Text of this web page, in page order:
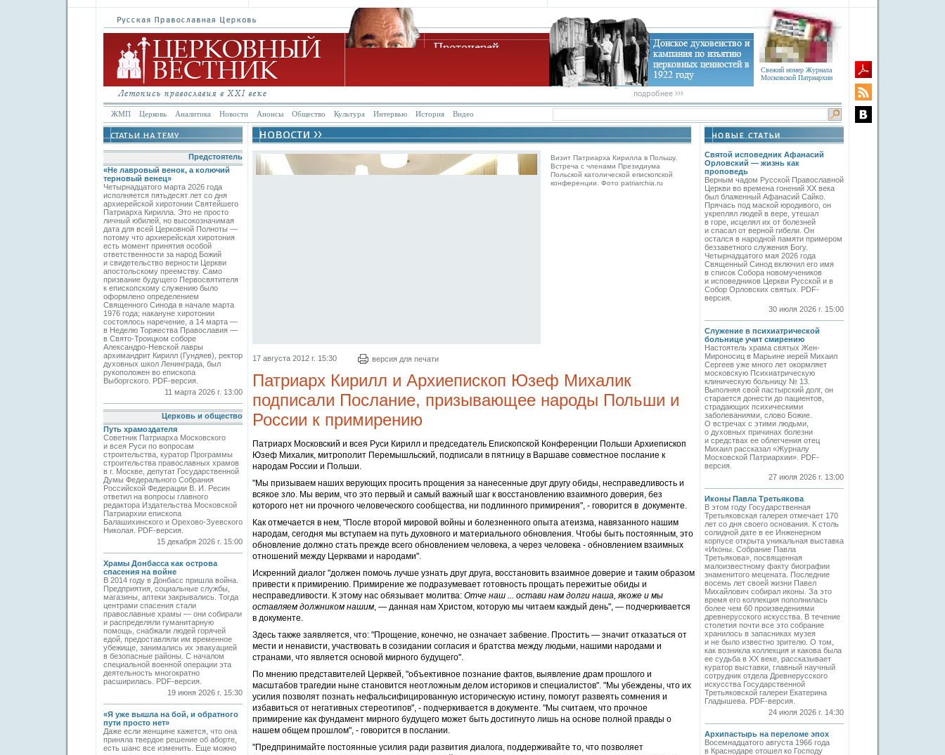
Свежий номер Журнала
Московской Патриархии
ЖМП Церковь Аналитика Новости Анонсы Общество Культура Интервью История Видео
Предстоятель
«Не лавровый венок, а колючий
терновый венец»
Четырнадцатого марта 2026 года
исполняется пятьдесят лет со дня
архиерейской хиротонии Святейшего
Патриарха Кирилла. Это не просто
личный юбилей, но высокозначимая
дата для всей Церковной Полноты —
потому что архиерейская хиротония
есть момент принятия особой
ответственности за народ Божий
и свидетельство верности Церкви
апостольскому преемству. Само
призвание будущего Первосвятителя
к епископскому служению было
оформлено определением
Священного Синода в начале марта
1976 года; накануне хиротонии
состоялось наречение, а 14 марта —
в Неделю Торжества Православия —
в Свято-Троицком соборе
Александро-Невской лавры
архимандрит Кирилл (Гундяев), ректор
духовных школ Ленинграда, был
рукоположен во епископа
Выборгского. PDF-версия.
11 марта 2026 г. 13:00
Церковь и общество
Путь храмоздателя
Советник Патриарха Московского
и всея Руси по вопросам
строительства, куратор Программы
строительства православных храмов
в г. Москве, депутат Государственной
Думы Федерального Собрания
Российской Федерации В. И. Ресин
ответил на вопросы главного
редактора Издательства Московской
Патриархии епископа
Балашихинского и Орехово-Зуевского
Николая. PDF-версия.
15 декабря 2026 г. 15:00
Храмы Донбасса как острова
спасения на войне
В 2014 году в Донбасс пришла война.
Предприятия, социальные службы,
магазины, аптеки закрывались. Тогда
центрами спасения стали
православные храмы — они собирали
и распределяли гуманитарную
помощь, снабжали людей горячей
едой, предоставляли им временное
убежище, занимались их эвакуацией
в безопасные районы. С началом
специальной военной операции эта
деятельность многократно
расширилась. PDF-версия.
19 июня 2026 г. 15:30
«Я уже вышла на бой, и обратного
пути просто нет»
Даже если женщине кажется, что она
приняла твердое решение об аборте,
есть шанс все изменить. Еще можно
Визит Патриарха Кирилла в Польшу.
Встреча с членами Президиума
Польской католической епископской
конференции. Фото patriarchia.ru
17 августа 2012 г. 15:30 версия для печати
Патриарх Кирилл и Архиепископ Юзеф Михалик
подписали Послание, призывающее народы Польши и
России к примирению
Патриарх Московский и всея Руси Кирилл и председатель Епископской Конференции Польши Архиепископ
Юзеф Михалик, митрополит Перемышльский, подписали в пятницу в Варшаве совместное послание к
народам России и Польши.
"Мы призываем наших верующих просить прощения за нанесенные друг другу обиды, несправедливость и
всякое зло. Мы верим, что это первый и самый важный шаг к восстановлению взаимного доверия, без
которого нет ни прочного человеческого сообщества, ни подлинного примирения", - говорится в документе.
Как отмечается в нем, "После второй мировой войны и болезненного опыта атеизма, навязанного нашим
народам, сегодня мы вступаем на путь духовного и материального обновления. Чтобы быть постоянным, это
обновление должно стать прежде всего обновлением человека, а через человека - обновлением взаимных
отношений между Церквами и народами".
Искренний диалог "должен помочь лучше узнать друг друга, восстановить взаимное доверие и таким образом
привести к примирению. Примирение же подразумевает готовность прощать пережитые обиды и
несправедливости. К этому нас обязывает молитва: Отче наш ... остави нам долги наша, якоже и мы
оставляем должником нашим, — данная нам Христом, которую мы читаем каждый день", — подчеркивается
в документе.
Здесь также заявляется, что: "Прощение, конечно, не означает забвение. Простить — значит отказаться от
мести и ненависти, участвовать в созидании согласия и братства между людьми, нашими народами и
странами, что является основой мирного будущего".
По мнению представителей Церквей, "объективное познание фактов, выявление драм прошлого и
масштабов трагедии ныне становится неотложным делом историков и специалистов". "Мы убеждены, что их
усилия позволят познать нефальсифицированную историческую истину, помогут развеять сомнения и
избавиться от негативных стереотипов", - подчеркивается в документе. "Мы считаем, что прочное
примирение как фундамент мирного будущего может быть достигнуто лишь на основе полной правды о
нашем общем прошлом", - говорится в послании.
"Предпринимайте постоянные усилия ради развития диалога, поддерживайте то, что позволяет
Святой исповедник Афанасий
Орловский — жизнь как
проповедь
Верным чадом Русской Православной
Церкви во времена гонений XX века
был блаженный Афанасий Сайко.
Прячась под маской юродивого, он
укреплял людей в вере, утешал
в горе, исцелял их от болезней
и спасал от верной гибели. Он
остался в народной памяти примером
беззаветного служения Богу.
Четырнадцатого мая 2026 года
Священный Синод включил его имя
в список Собора новомучеников
и исповедников Церкви Русской и в
Собор Орловских святых. PDF-
версия.
30 июля 2026 г. 15:00
Служение в психиатрической
больнице учит смирению
Настоятель храма святых Жен-
Мироносиц в Марьине иерей Михаил
Сергеев уже много лет окормляет
московскую Психиатрическую
клиническую больницу № 13.
Выполняя свой пастырский долг, он
старается донести до пациентов,
страдающих психическими
заболеваниями, слово Божие.
О встречах с этими людьми,
о духовных причинах болезни
и средствах ее облегчения отец
Михаил рассказал «Журналу
Московской Патриархии». PDF-
версия.
27 июля 2026 г. 13:00
Иконы Павла Третьякова
В этом году Государственная
Третьяковская галерея отмечает 170
лет со дня своего основания. К столь
солидной дате в ее Инженерном
корпусе открыта уникальная выставка
«Иконы. Собрание Павла
Третьякова», посвященная
малоизвестному факту биографии
знаменитого мецената. Последние
восемь лет своей жизни Павел
Михайлович собирал иконы. За это
время его коллекция пополнилась
более чем 60 произведениями
древнерусского искусства. В течение
столетия почти все это собрание
хранилось в запасниках музея
и не было известно зрителю. О том,
как возникла коллекция и какова была
ее судьба в ХХ веке, рассказывает
куратор выставки, главный научный
сотрудник отдела Древнерусского
искусства Государственной
Третьяковской галереи Екатерина
Гладышева. PDF-версия.
24 июля 2026 г. 14:30
Архипастырь на переломе эпох
Восемнадцатого августа 1966 года
в Краснодаре отошел ко Господу